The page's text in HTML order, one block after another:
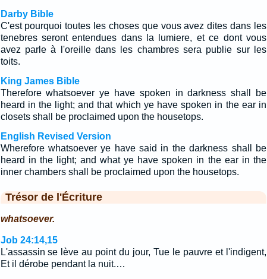
Darby Bible
C'est pourquoi toutes les choses que vous avez dites dans les
tenebres seront entendues dans la lumiere, et ce dont vous
avez parle à l'oreille dans les chambres sera publie sur les
toits.
King James Bible
Therefore whatsoever ye have spoken in darkness shall be
heard in the light; and that which ye have spoken in the ear in
closets shall be proclaimed upon the housetops.
English Revised Version
Wherefore whatsoever ye have said in the darkness shall be
heard in the light; and what ye have spoken in the ear in the
inner chambers shall be proclaimed upon the housetops.
Trésor de l'Écriture
whatsoever.
Job 24:14,15
L'assassin se lève au point du jour, Tue le pauvre et l'indigent,
Et il dérobe pendant la nuit.…